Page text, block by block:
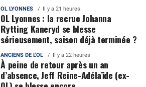
OL LYONNES Il y a 21 heures
OL Lyonnes : la recrue Johanna
Rytting Kaneryd se blesse
sérieusement, saison déjà terminée ?
ANCIENS DE L'OL Il y a 22 heures
À peine de retour après un an
d’absence, Jeff Reine-Adélaïde (ex-